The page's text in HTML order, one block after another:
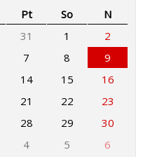
Pt So
N
31 1
2
7 8
9
14 15
16
21 22
23
28 29
30
4 5 6